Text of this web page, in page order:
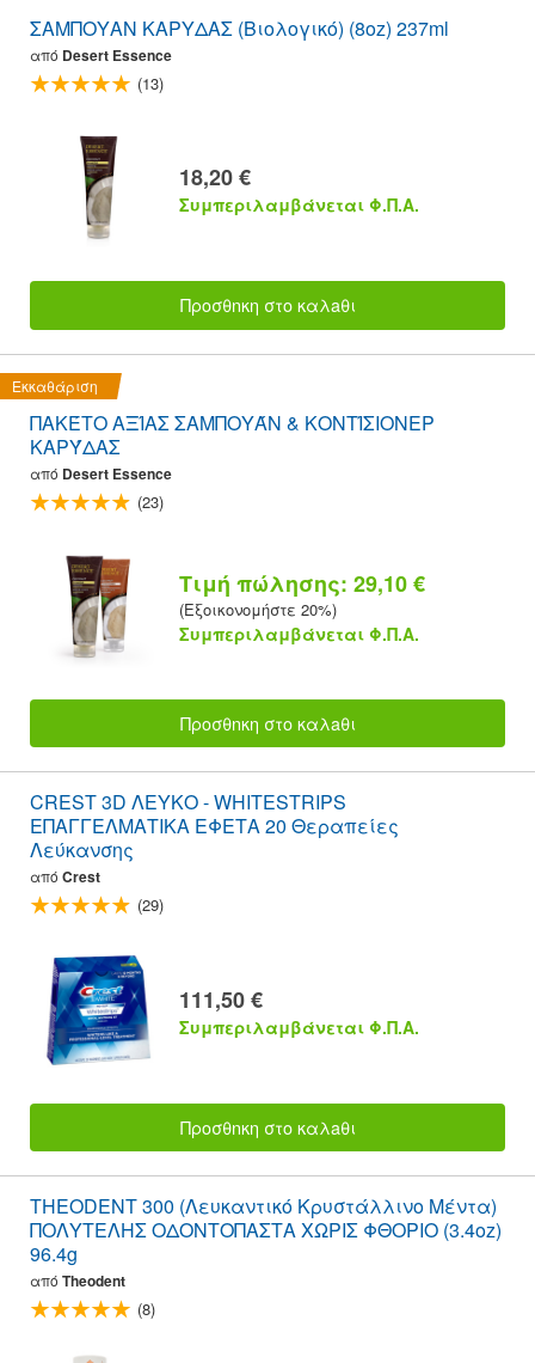
ΣΑΜΠΟΥΑΝ ΚΑΡΥΔΑΣ (Βιολογικό) (8oz) 237ml
από Desert Essence
(13)
18,20 €
Συμπεριλαμβάνεται Φ.Π.Α.
Προσθnκη στο καλaθι
Εκκαθάριση
ΠΑΚΈΤΟ ΑΞΊΑΣ ΣΑΜΠΟΥΆΝ & ΚΟΝΤΊΣΙΟΝΕΡ
ΚΑΡΎΔΑΣ
από Desert Essence
(23)
Τιμή πώλησης: 29,10 €
(Εξοικονομήστε 20%)
Συμπεριλαμβάνεται Φ.Π.Α.
Προσθnκη στο καλaθι
CREST 3D ΛΕΥΚΟ - WHITESTRIPS
ΕΠΑΓΓΕΛΜΑΤΙΚΑ ΕΦΕΤΑ 20 Θεραπείες
Λεύκανσης
από Crest
(29)
111,50 €
Συμπεριλαμβάνεται Φ.Π.Α.
Προσθnκη στο καλaθι
THEODENT 300 (Λευκαντικό Κρυστάλλινο Μέντα)
ΠΟΛΥΤΕΛΗΣ ΟΔΟΝΤΟΠΑΣΤΑ ΧΩΡΙΣ ΦΘΟΡΙΟ (3.4oz)
96.4g
από Theodent
(8)